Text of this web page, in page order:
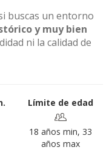
buscas un entorno
y muy bien
ni la calidad de
Límite de edad
18 años min, 33
años max